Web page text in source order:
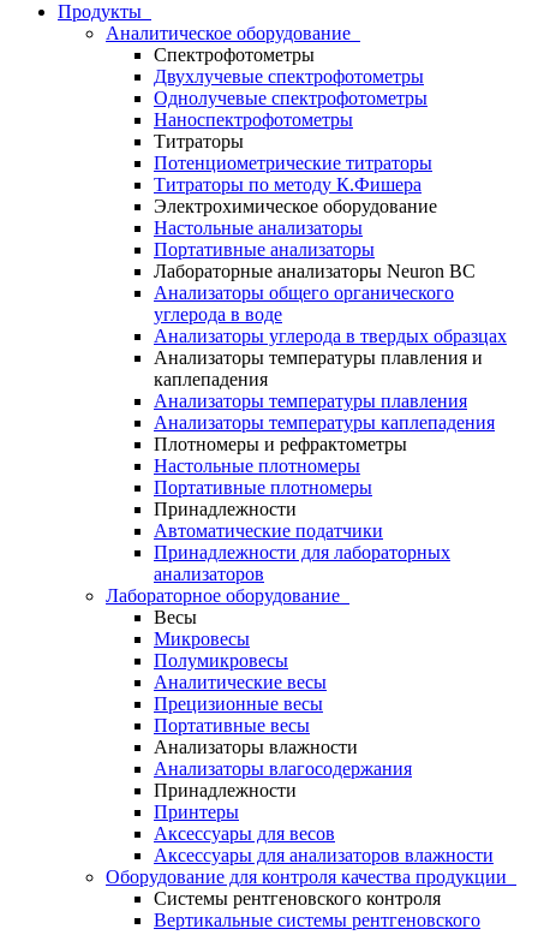
Продукты
Аналитическое оборудование
Спектрофотометры
Двухлучевые спектрофотометры
Однолучевые спектрофотометры
Наноспектрофотометры
Титраторы
Потенциометрические титраторы
Титраторы по методу К.Фишера
Электрохимическое оборудование
Настольные анализаторы
Портативные анализаторы
Лабораторные анализаторы Neuron BC
Анализаторы общего органического
углерода в воде
Анализаторы углерода в твердых образцах
Анализаторы температуры плавления и
каплепадения
Анализаторы температуры плавления
Анализаторы температуры каплепадения
Плотномеры и рефрактометры
Настольные плотномеры
Портативные плотномеры
Принадлежности
Автоматические податчики
Принадлежности для лабораторных
анализаторов
Лабораторное оборудование
Весы
Микровесы
Полумикровесы
Аналитические весы
Прецизионные весы
Портативные весы
Анализаторы влажности
Анализаторы влагосодержания
Принадлежности
Принтеры
Аксессуары для весов
Аксессуары для анализаторов влажности
Оборудование для контроля качества продукции
Системы рентгеновского контроля
Вертикальные системы рентгеновского